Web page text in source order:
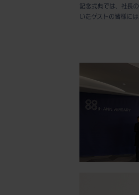
記念式典では、社長
いたゲストの皆様に